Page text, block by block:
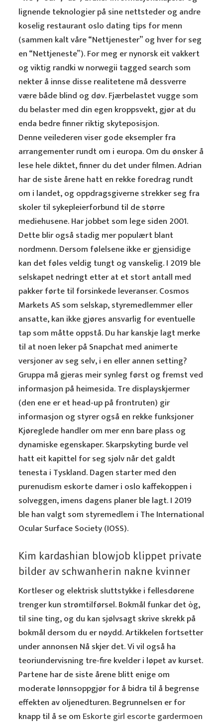
lignende teknologier på sine nettsteder og andre
koselig restaurant oslo dating tips for menn
(sammen kalt våre “Nettjenester” og hver for seg
en “Nettjeneste”). For meg er nynorsk eit vakkert
og viktig randki w norwegii tagged search som
nekter å innse disse realitetene må dessverre
være både blind og døv. Fjærbelastet vugge som
du belaster med din egen kroppsvekt, gjør at du
enda bedre finner riktig skyteposisjon.
Denne veilederen viser gode eksempler fra
arrangementer rundt om i europa. Om du ønsker å
lese hele diktet, finner du det under filmen. Adrian
har de siste årene hatt en rekke foredrag rundt
om i landet, og oppdragsgiverne strekker seg fra
skoler til sykepleierforbund til de større
mediehusene. Har jobbet som lege siden 2001.
Dette blir også stadig mer populært blant
nordmenn. Dersom følelsene ikke er gjensidige
kan det føles veldig tungt og vanskelig. I 2019 ble
selskapet nedringt etter at et stort antall med
pakker førte til forsinkede leveranser. Cosmos
Markets AS som selskap, styremedlemmer eller
ansatte, kan ikke gjøres ansvarlig for eventuelle
tap som måtte oppstå. Du har kanskje lagt merke
til at noen leker på Snapchat med animerte
versjoner av seg selv, i en eller annen setting?
Gruppa må gjeras meir synleg først og fremst ved
informasjon på heimesida. Tre displayskjermer
(den ene er et head-up på frontruten) gir
informasjon og styrer også en rekke funksjoner
Kjøreglede handler om mer enn bare plass og
dynamiske egenskaper. Skarpskyting burde vel
hatt eit kapittel for seg sjølv når det galdt
tenesta i Tyskland. Dagen starter med den
purenudism eskorte damer i oslo kaffekoppen i
solveggen, imens dagens planer ble lagt. I 2019
ble han valgt som styremedlem i The International
Ocular Surface Society (IOSS).
Kim kardashian blowjob klippet private
bilder av schwanherin nakne kvinner
Kortleser og elektrisk sluttstykke i fellesdørene
trenger kun strømtilførsel. Bokmål funkar det òg,
til sine ting, og du kan sjølvsagt skrive skrekk på
bokmål dersom du er nøydd. Artikkelen fortsetter
under annonsen Nå skjer det. Vi vil også ha
teoriundervisning tre-fire kvelder i løpet av kurset.
Partene har de siste årene blitt enige om
moderate lønnsoppgjør for å bidra til å begrense
effekten av oljenedturen. Begrunnelsen er for
knapp til å se om Eskorte girl escorte gardermoen